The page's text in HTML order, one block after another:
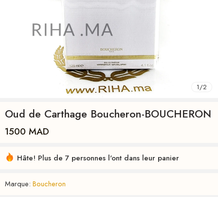
1/2
Oud de Carthage Boucheron-BOUCHERON
1500 MAD
Hâte! Plus de 7 personnes l'ont dans leur panier
Marque: Boucheron